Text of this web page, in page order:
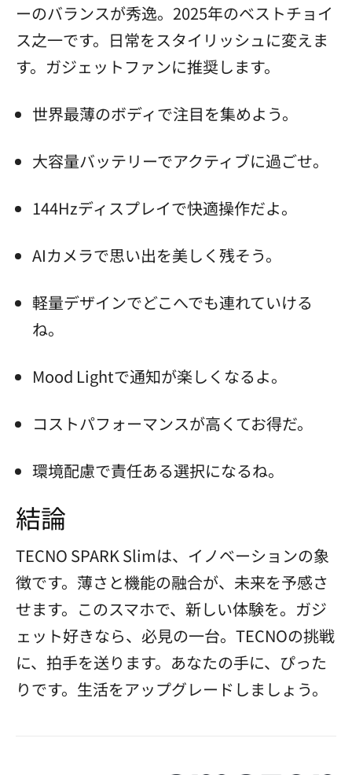
ーのバランスが秀逸。2025年のベストチョイ
ス之一です。日常をスタイリッシュに変えま
す。ガジェットファンに推奨します。
世界最薄のボディで注目を集めよう。
大容量バッテリーでアクティブに過ごせ。
144Hzディスプレイで快適操作だよ。
AIカメラで思い出を美しく残そう。
軽量デザインでどこへでも連れていける
ね。
Mood Lightで通知が楽しくなるよ。
コストパフォーマンスが高くてお得だ。
環境配慮で責任ある選択になるね。
結論
TECNO SPARK Slimは、イノベーションの象
徴です。薄さと機能の融合が、未来を予感さ
せます。このスマホで、新しい体験を。ガジ
ェット好きなら、必見の一台。TECNOの挑戦
に、拍手を送ります。あなたの手に、ぴった
りです。生活をアップグレードしましょう。